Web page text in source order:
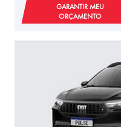
GARANTIR MEU
ORÇAMENTO